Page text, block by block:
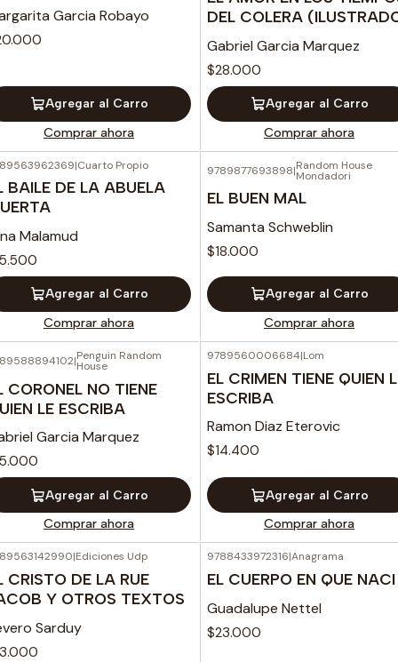
Garcia Robayo
Agregar al Carro
Comprar ahora
DEL COLERA
Gabriel Garcia Marquez
$28.000
Agregar al Carro
Comprar ahora
|Cuarto Propio
BAILE DE LA ABUELA
Malamud
Agregar al Carro
Comprar ahora
9789877693898|Random House
Mondadori
EL BUEN MAL
Samanta Schweblin
$18.000
Agregar al Carro
Comprar ahora
|Penguin Random
House
CORONEL NO TIENE
LE ESCRIBA
Garcia Marquez
Agregar al Carro
Comprar ahora
9789560006684|Lom
EL CRIMEN TIENE QUIEN
ESCRIBA
Ramon Diaz Eterovic
$14.400
Agregar al Carro
Comprar ahora
|Ediciones Udp
CRISTO DE LA RUE
Y OTROS TEXTOS
Sarduy
Agotado
9788433972316|Anagrama
EL CUERPO EN QUE NACI
Guadalupe Nettel
$23.000